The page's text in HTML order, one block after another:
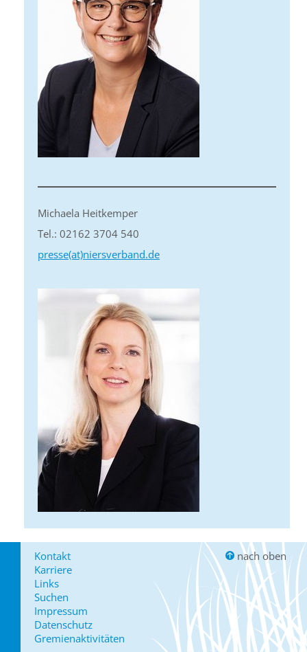
Michaela Heitkemper
Tel.: 02162 3704 540
presse(at)niersverband.de
Kontakt
Karriere
Links
Suchen
Impressum
Datenschutz
Gremienaktivitäten
nach oben